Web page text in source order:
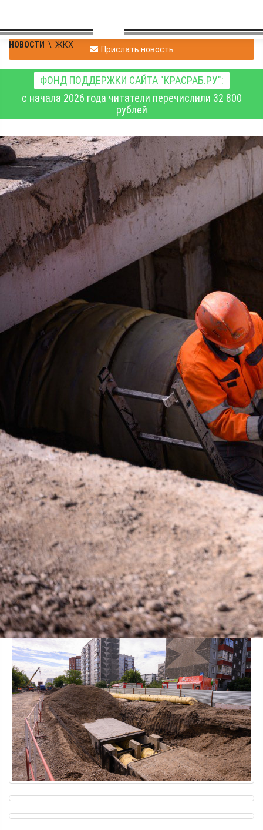
НОВОСТИ \ ЖКХ Прислать новость
ФОНД ПОДДЕРЖКИ САЙТА "КРАСРАБ.РУ":
с начала 2026 года читатели перечислили 32 800
рублей
В Красноярске
продолжится
перекрытие движения
транспорта по улице
Урванцева
ЖКХ
10.08.2025 15:41
Фото:
СГК